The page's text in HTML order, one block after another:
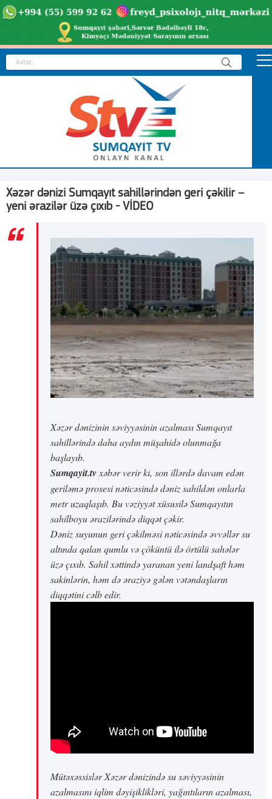
Xəzər dənizi Sumqayıt sahillərindən geri çəkilir –
yeni ərazilər üzə çıxıb - VİDEO
Xəzər dənizinin səviyyəsinin azalması Sumqayıt
sahillərində daha aydın müşahidə olunmağa
başlayıb.
Sumqayit.tv xəbər verir ki, son illərdə davam edən
geriləmə prosesi nəticəsində dəniz sahildən onlarla
metr uzaqlaşıb. Bu vəziyyət xüsusilə Sumqayıtın
sahilboyu ərazilərində diqqət çəkir.
Dəniz suyunun geri çəkilməsi nəticəsində əvvəllər su
altında qalan qumlu və çöküntü ilə örtülü sahələr
üzə çıxıb. Sahil xəttində yaranan yeni landşaft həm
sakinlərin, həm də əraziyə gələn vətəndaşların
diqqətini cəlb edir.
Mütəxəssislər Xəzər dənizində su səviyyəsinin
azalmasını iqlim dəyişiklikləri, yağıntıların azalması,